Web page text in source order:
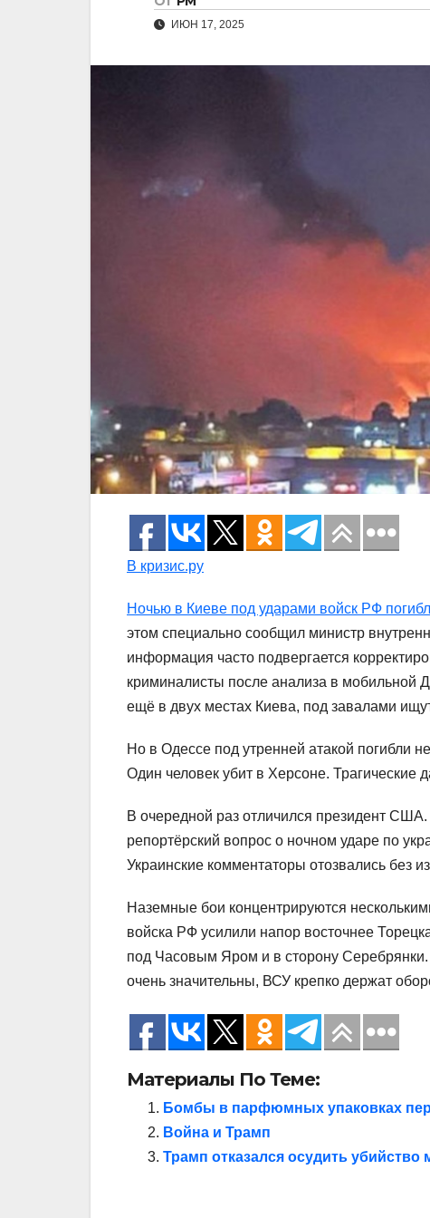
ИЮН 17, 2025
В кризис.ру
Ночью в Киеве под ударами войск РФ
этом специально сообщил министр
информация часто подвергается
криминалисты после анализа в мобильной
ещё в двух местах Киева, под завалами
Но в Одессе под утренней атакой погибли
Один человек убит в Херсоне.
В очередной раз отличился президент
репортёрский вопрос о ночном ударе по
Украинские комментаторы отозвались без
Наземные бои концентрируются
войска РФ усилили напор восточнее
под Часовым Яром и в сторону
очень значительны, ВСУ крепко держат
Материалы По Теме:
Бомбы в парфюмных упаковках
Война и Трамп
Трамп отказался осудить